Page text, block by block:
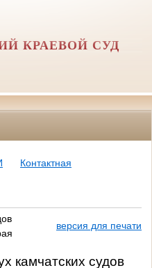
КРАЕВОЙ СУД
Контактная
версия для печати
камчатских судов